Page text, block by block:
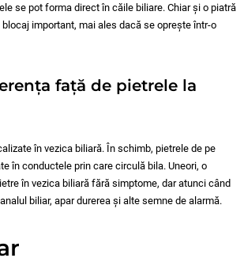
se pot forma direct în căile biliare. Chiar și o piatră
important, mai ales dacă se oprește într-o
față de pietrele la
în vezica biliară. În schimb, pietrele de pe
în conductele prin care circulă bila. Uneori, o
în vezica biliară fără simptome, dar atunci când
biliar, apar durerea și alte semne de alarmă.